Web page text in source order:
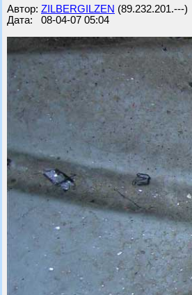
Автор: ZILBERGILZEN (89.232.201.---)
Дата: 08-04-07 05:04